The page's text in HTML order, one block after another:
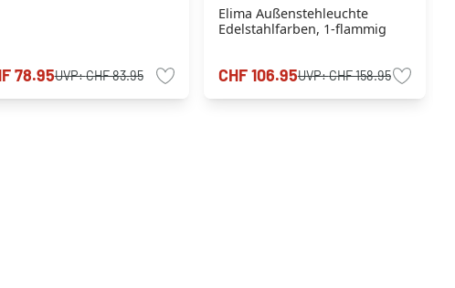
78.95UVP:CHF 83.95
Elima Außenstehleuchte
Edelstahlfarben, 1-flammig
CHF 106.95UVP:CHF 158.95